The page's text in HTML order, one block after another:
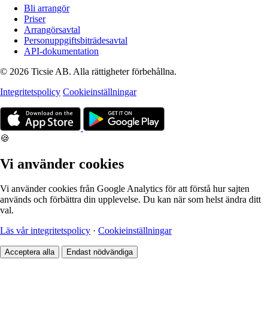
Bli arrangör
Priser
Arrangörsavtal
Personuppgiftsbiträdesavtal
API-dokumentation
© 2026 Ticsie AB. Alla rättigheter förbehållna.
Integritetspolicy Cookieinställningar
🍪
Vi använder cookies
Vi använder cookies från Google Analytics för att förstå hur sajten
används och förbättra din upplevelse. Du kan när som helst ändra ditt
val.
Läs vår integritetspolicy · Cookieinställningar
Acceptera alla Endast nödvändiga